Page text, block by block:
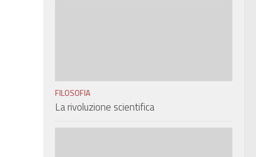
FILOSOFIA
La rivoluzione scientifica